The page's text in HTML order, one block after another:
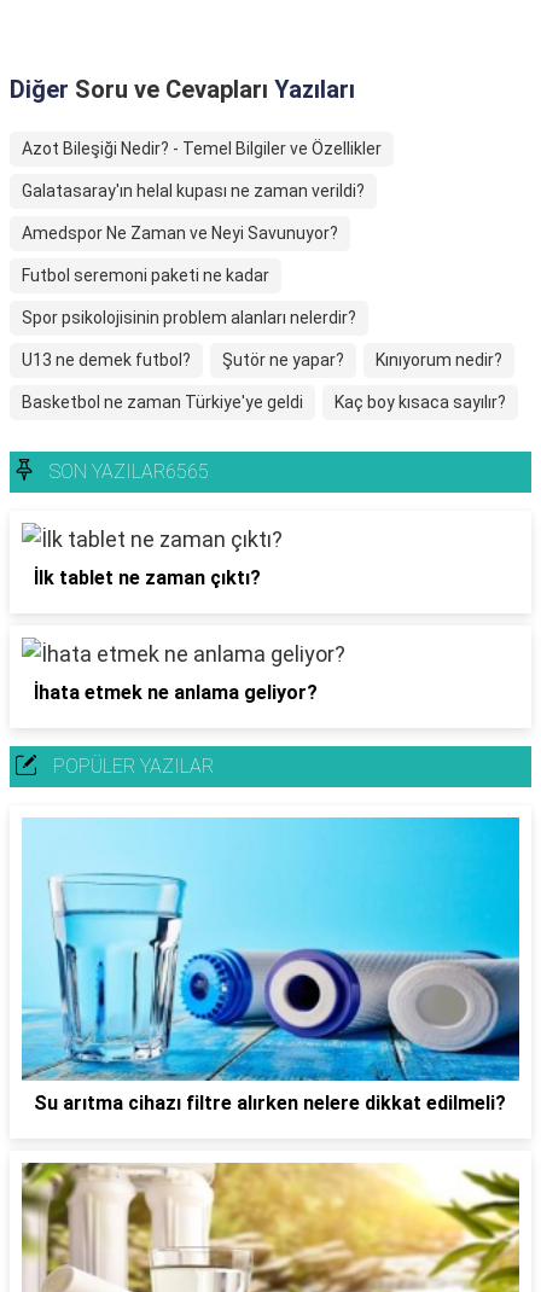
Diğer Soru ve Cevapları Yazıları
Azot Bileşiği Nedir? - Temel Bilgiler ve Özellikler
Galatasaray'ın helal kupası ne zaman verildi?
Amedspor Ne Zaman ve Neyi Savunuyor?
Futbol seremoni paketi ne kadar
Spor psikolojisinin problem alanları nelerdir?
U13 ne demek futbol? Şutör ne yapar? Kınıyorum nedir?
Basketbol ne zaman Türkiye'ye geldi Kaç boy kısaca sayılır?
SON YAZILAR6565
İlk tablet ne zaman çıktı?
İhata etmek ne anlama geliyor?
POPÜLER YAZILAR
Su arıtma cihazı filtre alırken nelere dikkat edilmeli?